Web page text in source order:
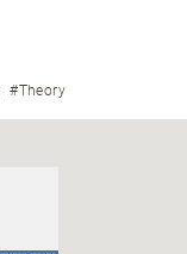
#Theory